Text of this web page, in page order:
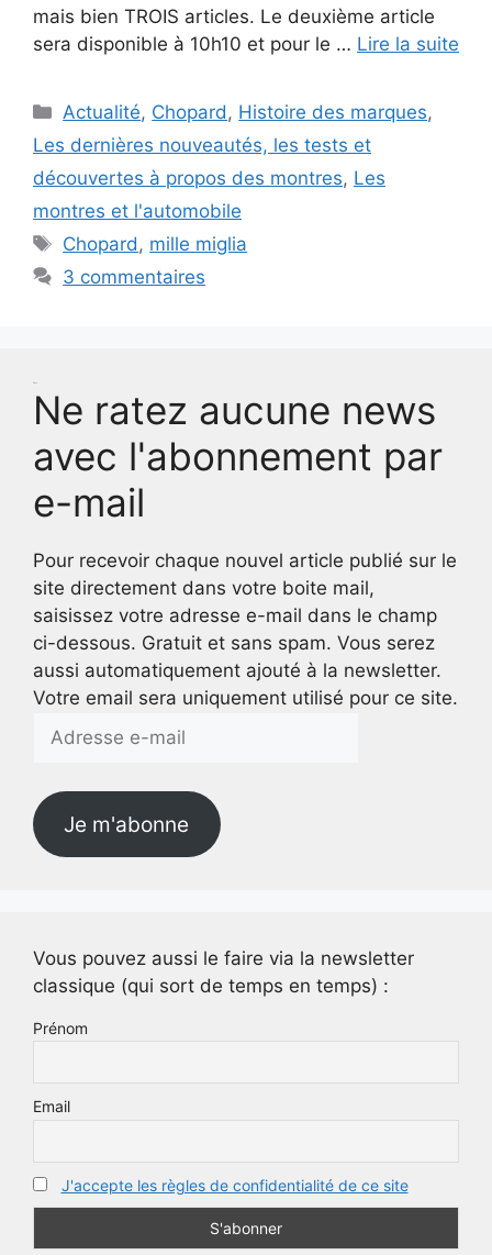
mais bien TROIS articles. Le deuxième article
sera disponible à 10h10 et pour le … Lire la suite
Catégories
Actualité, Chopard, Histoire des marques,
Les dernières nouveautés, les tests et
découvertes à propos des montres, Les
montres et l'automobile
Étiquettes
Chopard, mille miglia
3 commentaires
Ne ratez aucune news
avec l'abonnement par
e-mail
Pour recevoir chaque nouvel article publié sur le
site directement dans votre boite mail,
saisissez votre adresse e-mail dans le champ
ci-dessous. Gratuit et sans spam. Vous serez
aussi automatiquement ajouté à la newsletter.
Votre email sera uniquement utilisé pour ce site.
e-
Je m'abonne
Vous pouvez aussi le faire via la newsletter
classique (qui sort de temps en temps) :
Prénom
Email
J'accepte les règles de confidentialité de ce site